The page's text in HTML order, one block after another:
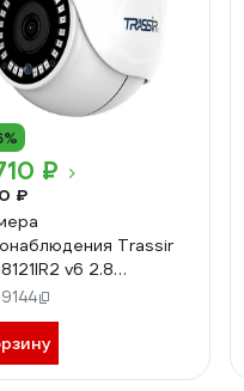
₽
₽
Trassir
v6 2.8